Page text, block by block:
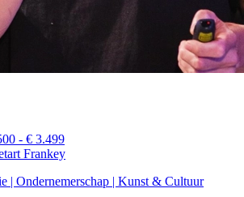
- € 3.499
Frankey
| Ondernemerschap | Kunst & Cultuur